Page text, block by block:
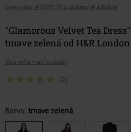
Ceny včetně DPH, Plus poštovné a balné
"Glamorous Velvet Tea
tmave zelená od H&R London
Více informací o zboží
(2)
Vyberte
si
Barva: tmave zelená